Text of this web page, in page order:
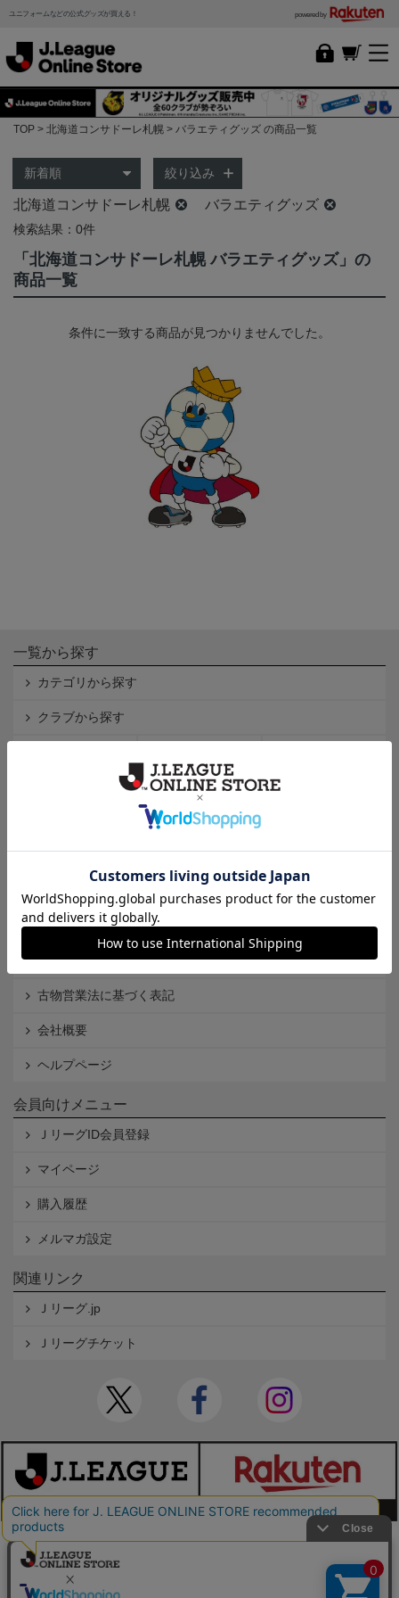
ユニフォームなどの公式グッズが買える！ powered by
TOP 北海道コンサドーレ札幌 バラエティグッズ の商品一覧
絞り込み
北海道コンサドーレ札幌 バラエティグッズ
検索結果：0件
「北海道コンサドーレ札幌 バラエティグッズ」の
商品一覧
条件に一致する商品が見つかりませんでした。
一覧から探す
カテゴリから探す
クラブから探す
インフォメーション
Ｊリーグオンラインストアとは
利用規約
個人情報保護方針
Cookieポリシー
特定商取引法に基づく表記
古物営業法に基づく表記
会社概要
ヘルプページ
会員向けメニュー
ＪリーグID会員登録
マイページ
購入履歴
メルマガ設定
関連リンク
Ｊリーグ.jp
Ｊリーグチケット
本サイトで使用している文章・画像等の無断での複製・転載を禁止します。
© JAPAN PROFESSIONAL FOOTBALL LEAGUE Rakuten Group, Inc. ALL RIGHTS RE